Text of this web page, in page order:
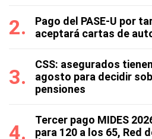
Pago del PASE-U por
aceptará cartas de
CSS: asegurados
agosto para decidir
pensiones
Tercer pago MIDES
para 120 a los 65, Red